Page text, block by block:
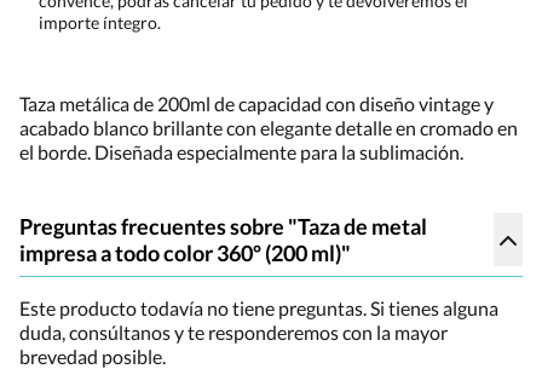
importe íntegro.
Taza metálica de 200ml de capacidad con diseño vintage y
acabado blanco brillante con elegante detalle en cromado en
el borde. Diseñada especialmente para la sublimación.
Preguntas frecuentes sobre "Taza de metal
impresa a todo color 360º (200 ml)"
Este producto todavía no tiene preguntas. Si tienes alguna
duda, consúltanos y te responderemos con la mayor
brevedad posible.